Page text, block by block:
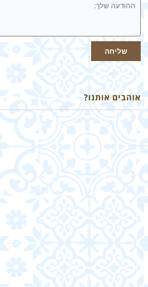
שלך
שליחה
אוהבים אותנו?